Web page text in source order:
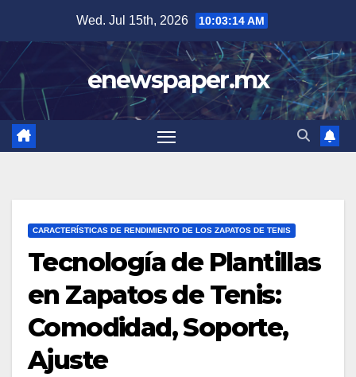
content
Wed. Jul 15th, 2026 10:03:15 AM
enewspaper.mx
CARACTERÍSTICAS DE RENDIMIENTO DE LOS ZAPATOS DE TENIS
Tecnología de Plantillas
en Zapatos de Tenis:
Comodidad, Soporte,
Ajuste